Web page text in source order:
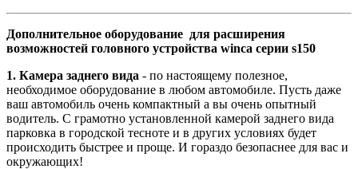
Дополнительное оборудование для расширения
возможностей головного устройства winca серии s150
1. Камера заднего вида - по настоящему полезное,
необходимое оборудование в любом автомобиле. Пусть даже
ваш автомобиль очень компактный а вы очень опытный
водитель. С грамотно установленной камерой заднего вида
парковка в городской тесноте и в других условиях будет
происходить быстрее и проще. И гораздо безопаснее для вас и
окружающих!